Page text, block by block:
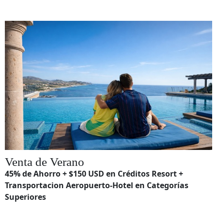
Venta de Verano
45% de Ahorro + $150 USD en Créditos Resort +
Transportacion Aeropuerto-Hotel en Categorías
Superiores